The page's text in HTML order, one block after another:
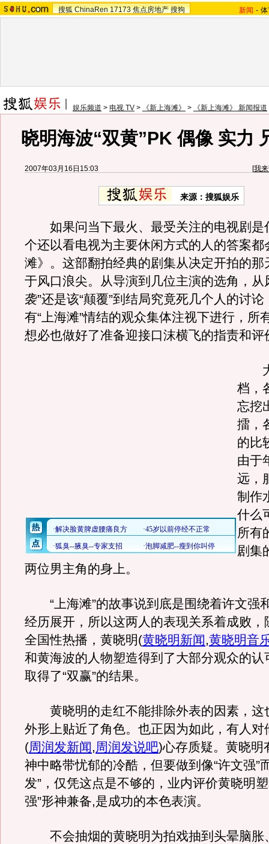
搜狐 ChinaRen 17173 焦点房地产 搜狗 新闻 -
娱乐频道 > 电视 TV > 《新上海滩》 > 《新上海滩》 新闻报道
晓明海波“双黄”PK 偶像 实力
2007年03月16日15:03 [我
来源：搜狐娱乐
如果问当下最火、最受关注的电视剧是
个还以看电视为主要休闲方式的人的答案都
滩》。这部翻拍经典的剧集从决定开拍的那
于风口浪尖。从导演到几位主演的选角，从
袭”还是该“颠覆”到结局究竟死几个人的讨
有“上海滩”情结的观众集体注视下进行，所
想必也做好了准备迎接口沫横飞的指责和评
大
档，
忘挖
擂，
的比
由于
远，
制作
什么
所有
剧集
两位男主角的身上。
“上海滩”的故事说到底是围绕着许文强
经历展开，所以这两人的表现关系着成败，
全国性热播，黄晓明(黄晓明新闻,黄晓明音
和黄海波的人物塑造得到了大部分观众的认
取得了“双赢”的结果。
黄晓明的走红不能排除外表的因素，这
外形上贴近了角色。也正因为如此，有人对
(周润发新闻,周润发说吧)心存质疑。黄晓明
神中略带忧郁的冷酷，但要做到像“许文强”
发”，仅凭这点是不够的，业内评价黄晓明
强”形神兼备,是成功的本色表演。
不会抽烟的黄晓明为拍戏抽到头晕脑胀